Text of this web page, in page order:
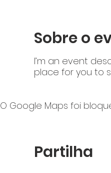
Sobre o
I’m an event
place for you to
O Google Maps foi
Partilha